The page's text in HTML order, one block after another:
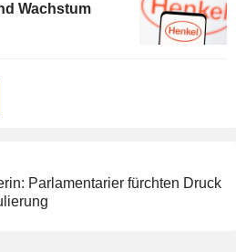
Wachstum
Parlamentarier fürchten Druck